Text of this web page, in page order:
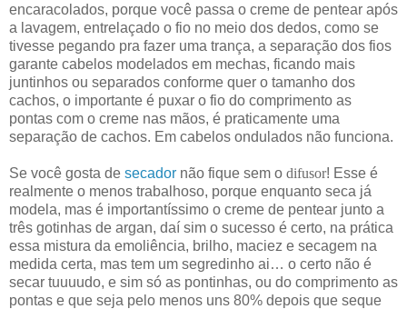
encaracolados, porque você passa o creme de pentear após
a lavagem, entrelaçado o fio no meio dos dedos, como se
tivesse pegando pra fazer uma trança, a separação dos fios
garante cabelos modelados em mechas, ficando mais
juntinhos ou separados conforme quer o tamanho dos
cachos, o importante é puxar o fio do comprimento as
pontas com o creme nas mãos, é praticamente uma
separação de cachos. Em cabelos ondulados não funciona.
Se você gosta de secador não fique sem o difusor! Esse é
realmente o menos trabalhoso, porque enquanto seca já
modela, mas é importantíssimo o creme de pentear junto a
três gotinhas de argan, daí sim o sucesso é certo, na prática
essa mistura da emoliência, brilho, maciez e secagem na
medida certa, mas tem um segredinho ai… o certo não é
secar tuuuudo, e sim só as pontinhas, ou do comprimento as
pontas e que seja pelo menos uns 80% depois que seque